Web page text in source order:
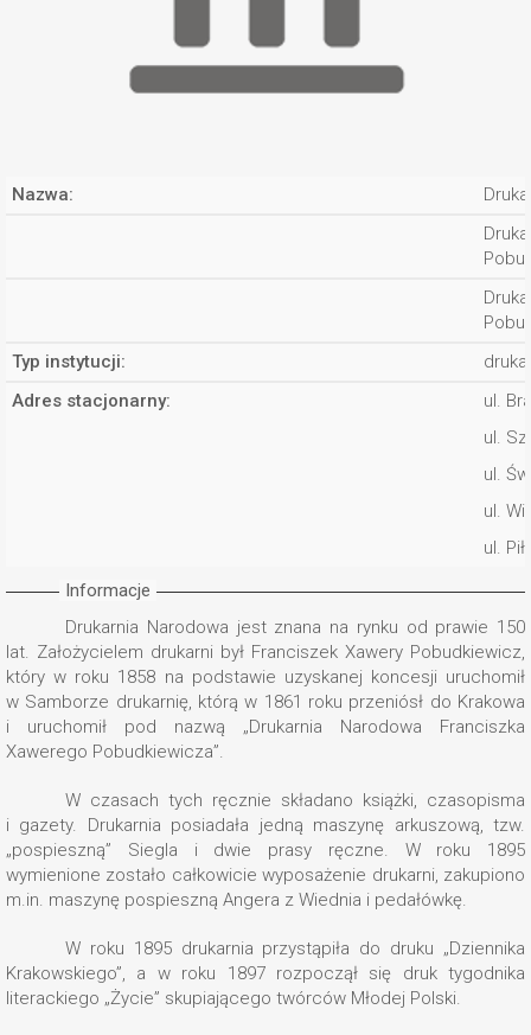
Nazwa:
Typ instytucji:
Adres stacjonarny:
ul.
ul.
ul.
ul.
ul.
Informacje
Drukarnia Narodowa jest znana na rynku od prawie 150
lat. Założycielem drukarni był Franciszek Xawery Pobudkiewicz,
który w roku 1858 na podstawie uzyskanej koncesji uruchomił
w Samborze drukarnię, którą w 1861 roku przeniósł do Krakowa
i uruchomił pod nazwą „Drukarnia Narodowa Franciszka
Xawerego Pobudkiewicza”.
W czasach tych ręcznie składano książki, czasopisma
i gazety. Drukarnia posiadała jedną maszynę arkuszową, tzw.
„pospieszną” Siegla i dwie prasy ręczne. W roku 1895
wymienione zostało całkowicie wyposażenie drukarni, zakupiono
m.in. maszynę pospieszną Angera z Wiednia i pedałówkę.
W roku 1895 drukarnia przystąpiła do druku „Dziennika
Krakowskiego”, a w roku 1897 rozpoczął się druk tygodnika
literackiego „Życie” skupiającego twórców Młodej Polski.